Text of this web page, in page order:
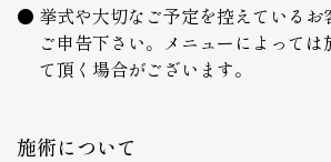
挙式や大切なご予定を控えているお
ご申告下さい。メニューによって
て頂く場合がございます。
施術について